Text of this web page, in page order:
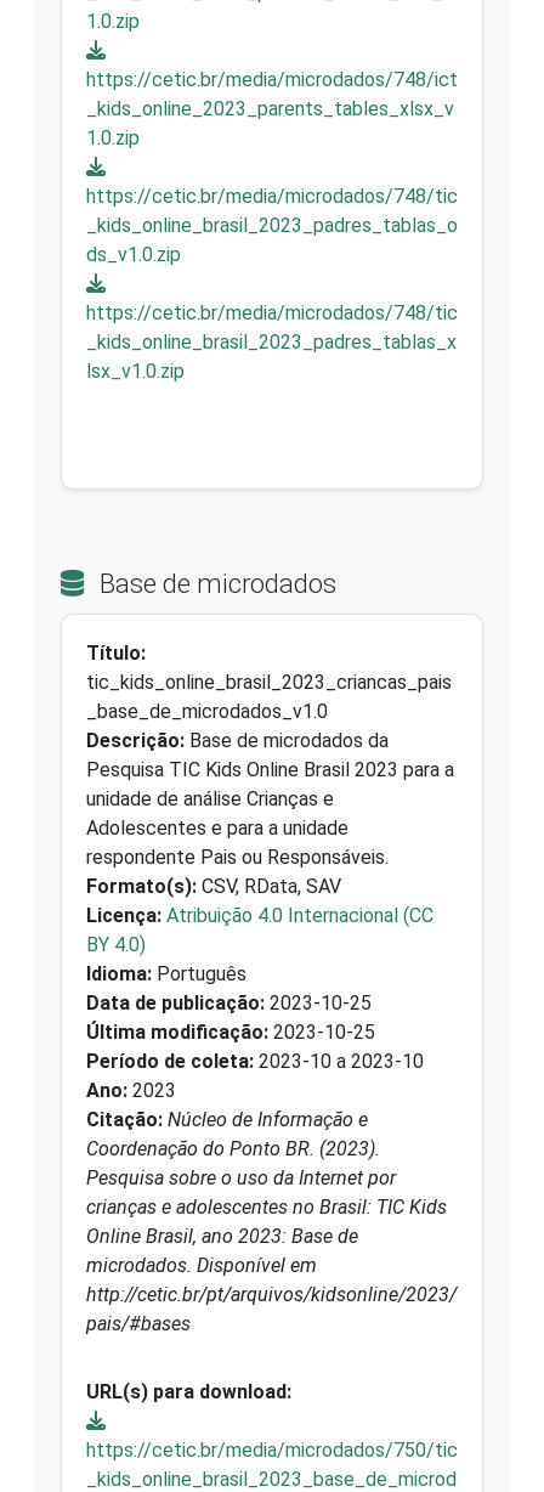
1.0.zip
https://cetic.br/media/microdados/748/ict
_kids_online_2023_parents_tables_xlsx_v
1.0.zip
https://cetic.br/media/microdados/748/tic
_kids_online_brasil_2023_padres_tablas_o
ds_v1.0.zip
https://cetic.br/media/microdados/748/tic
_kids_online_brasil_2023_padres_tablas_x
lsx_v1.0.zip
Base de microdados
Título:
tic_kids_online_brasil_2023_criancas_pais
_base_de_microdados_v1.0
Descrição: Base de microdados da
Pesquisa TIC Kids Online Brasil 2023 para a
unidade de análise Crianças e
Adolescentes e para a unidade
respondente Pais ou Responsáveis.
Formato(s): CSV, RData, SAV
Licença: Atribuição 4.0 Internacional (CC
BY 4.0)
Idioma: Português
Data de publicação: 2023-10-25
Última modificação: 2023-10-25
Período de coleta: 2023-10 a 2023-10
Ano: 2023
Citação: Núcleo de Informação e
Coordenação do Ponto BR. (2023).
Pesquisa sobre o uso da Internet por
crianças e adolescentes no Brasil: TIC Kids
Online Brasil, ano 2023: Base de
microdados. Disponível em
http://cetic.br/pt/arquivos/kidsonline/2023/
pais/#bases
URL(s) para download:
https://cetic.br/media/microdados/750/tic
_kids_online_brasil_2023_base_de_microd